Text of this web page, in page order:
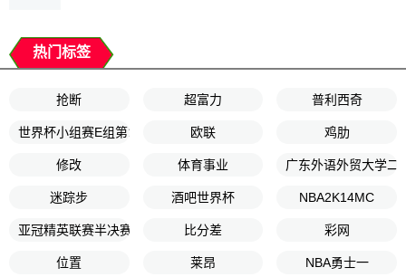
热门标签
抢断 超富力 普利西奇
世界杯小组赛E组第1轮 欧联 鸡肋
修改 体育事业 广东外语外贸大学二
迷踪步 酒吧世界杯 NBA2K14MC
亚冠精英联赛半决赛 比分差 彩网
位置 莱昂 NBA勇士一